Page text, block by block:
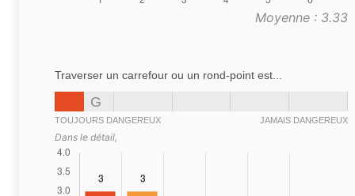
Moyenne : 3.33
Traverser un carrefour ou un rond-point est...
G
TOUJOURS DANGEREUX JAMAIS DANGEREUX
Dans le détail,